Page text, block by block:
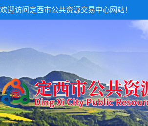
欢迎访问定西市公共资源交易中心网站！